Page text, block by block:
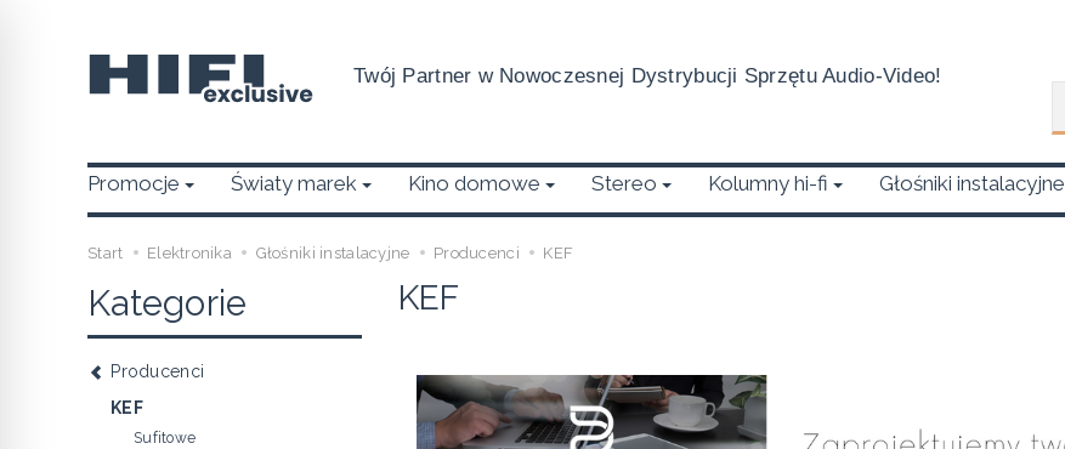
Twój Partner w Nowoczesnej Dystrybucji Sprzętu Audio-Video!
Promocje Światy marek Kino domowe Stereo Kolumny hi-fi Głośniki instalacyjne
Start Elektronika Głośniki instalacyjne Producenci KEF
KEF
Kategorie
Producenci
KEF
Sufitowe